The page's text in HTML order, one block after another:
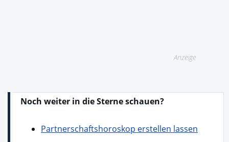
Anzeige
Noch weiter in die Sterne schauen?
Partnerschaftshoroskop erstellen lassen